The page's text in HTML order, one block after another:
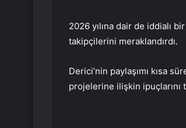
2026 yılına dair de iddialı
takipçilerini meraklandırdı.
Derici’nin paylaşımı kısa
projelerine ilişkin ipuçlarını